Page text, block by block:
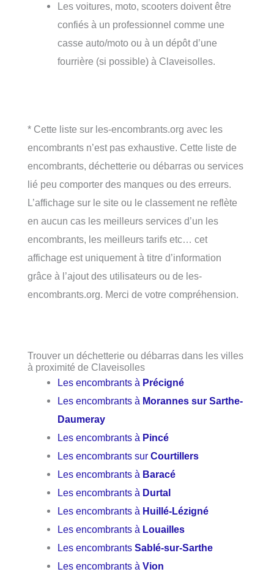
Les voitures, moto, scooters doivent être
confiés à un professionnel comme une
casse auto/moto ou à un dépôt d’une
fourrière (si possible) à Claveisolles.
* Cette liste sur les-encombrants.org avec les
encombrants n’est pas exhaustive. Cette liste de
encombrants, déchetterie ou débarras ou services
lié peu comporter des manques ou des erreurs.
L’affichage sur le site ou le classement ne reflète
en aucun cas les meilleurs services d’un les
encombrants, les meilleurs tarifs etc… cet
affichage est uniquement à titre d’information
grâce à l’ajout des utilisateurs ou de les-
encombrants.org. Merci de votre compréhension.
Trouver un déchetterie ou débarras dans les villes
à proximité de Claveisolles
Les encombrants à Précigné
Les encombrants à Morannes sur Sarthe-
Daumeray
Les encombrants à Pincé
Les encombrants surCourtillers
Les encombrants à Baracé
Les encombrants à Durtal
Les encombrants à Huillé-Lézigné
Les encombrants à Louailles
Les encombrantsSablé-sur-Sarthe
Les encombrants àVion